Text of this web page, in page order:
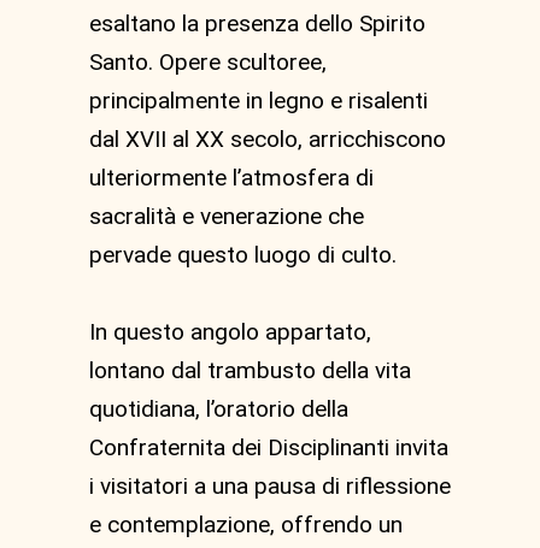
esaltano la presenza dello Spirito
Santo. Opere scultoree,
principalmente in legno e risalenti
dal XVII al XX secolo, arricchiscono
ulteriormente l’atmosfera di
sacralità e venerazione che
pervade questo luogo di culto.
In questo angolo appartato,
lontano dal trambusto della vita
quotidiana, l’oratorio della
Confraternita dei Disciplinanti invita
i visitatori a una pausa di riflessione
e contemplazione, offrendo un